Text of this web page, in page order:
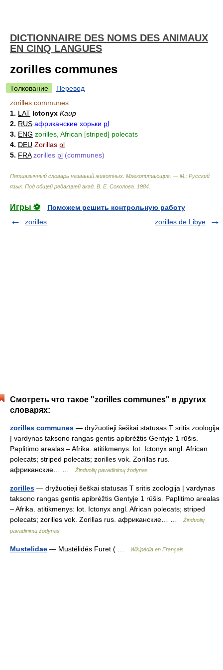
DICTIONNAIRE DES NOMS DES ANIMAUX
EN CINQ LANGUES
zorilles communes
Толкование
Перевод
zorilles communes
1. LAT Ictonyx Kaup
2. RUS африканские хорьки pl
3. ENG zorilles, African [striped] polecats
4. DEU Zorillas pl
5. FRA zorilles pl (communes)
Пятиязычный словарь названий животных. Млекопитающие. — М.: Русский
язык. Под общей редакцией акад. В. Е. Соколова 1984
Игры ⚽
Поможем решить контрольную работу
zorilles
zorilles de Libye
Смотреть что такое "zorilles communes" в других
словарях:
zorilles communes — dryžuotieji šeškai statusas T sritis zoologija
| vardynas taksono rangas gentis apibrėžtis Gentyje 1 rūšis.
Paplitimo arealas – Afrika. atitikmenys: lot. Ictonyx angl. African
polecats; striped polecats; zorilles vok. Zorillas rus.
африканские… …
Žinduolių pavadinimų žodynas
zorilles — dryžuotieji šeškai statusas T sritis zoologija | vardynas
taksono rangas gentis apibrėžtis Gentyje 1 rūšis. Paplitimo arealas
– Afrika. atitikmenys: lot. Ictonyx angl. African polecats; striped
polecats; zorilles vok. Zorillas rus. африканские… …
Žinduolių
pavadinimų žodynas
Mustelidae — Mustélidés Furet ( … Wikipédia en Français